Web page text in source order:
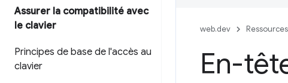
Assurer la compatibilité avec
le clavier
Principes de base de l'accès au
clavier
web.dev Ressources
En-